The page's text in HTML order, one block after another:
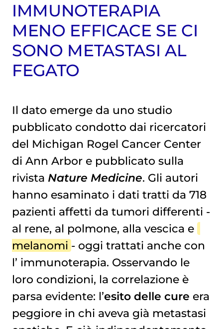
IMMUNOTERAPIA
MENO EFFICACE SE CI
SONO METASTASI AL
FEGATO
Il dato emerge da uno studio
pubblicato condotto dai ricercatori
del Michigan Rogel Cancer Center
di Ann Arbor e pubblicato sulla
rivista Nature Medicine. Gli autori
hanno esaminato i dati tratti da 718
pazienti affetti da tumori differenti -
al rene, al polmone, alla vescica e
melanomi - oggi trattati anche con
l’ immunoterapia. Osservando le
loro condizioni, la correlazione è
parsa evidente: l’esito delle cure era
peggiore in chi aveva già metastasi